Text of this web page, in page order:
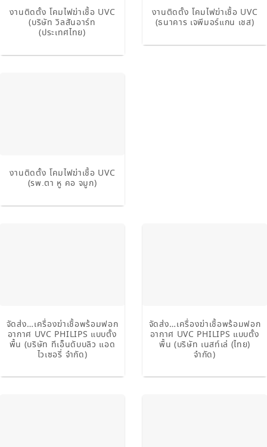
งานติดตั้ง โคมไฟฆ่าเชื้อ UVC
(บริษัท วิลสันอาร์ท
(ประเทศไทย)
งานติดตั้ง โคมไฟฆ่าเชื้อ UVC
(ธนาคาร เจพีมอร์แกน เชส)
งานติดตั้ง โคมไฟฆ่าเชื้อ UVC
(รพ.ตา หู คอ จมูก)
จัดส่ง…เครื่องฆ่าเชื้อพร้อมฟอก
อากาศ UVC PHILIPS แบบตั้ง
พื้น (บริษัท ทีเอ็นดับบลิว แอด
ไวเซอรี่ จำกัด)
จัดส่ง…เครื่องฆ่าเชื้อพร้อมฟอก
อากาศ UVC PHILIPS แบบตั้ง
พื้น (บริษัท เนสท์เล่ (ไทย)
จำกัด)